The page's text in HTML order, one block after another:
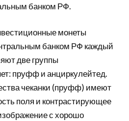
банком РФ.
монеты
банком РФ каждый
две группы
пруфф и анциркулейтед.
чеканки (пруфф) имеют
поля и контрастирующее
с хорошо